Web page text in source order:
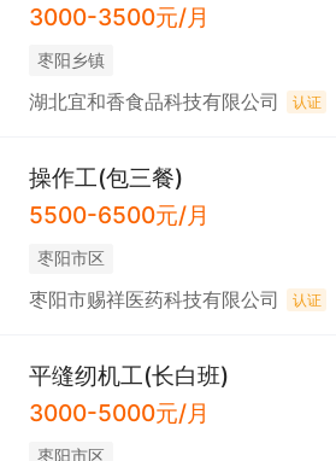
3000-3500元/月
枣阳乡镇
湖北宜和香食品科技有限公司 认证
操作工(包三餐)
5500-6500元/月
枣阳市区
枣阳市赐祥医药科技有限公司 认证
平缝纫机工(长白班)
3000-5000元/月
枣阳市区